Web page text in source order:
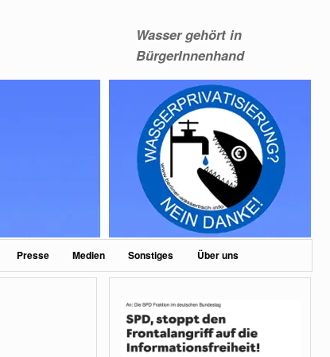
Wasser gehört in
BürgerInnenhand
Presse Medien Sonstiges Über uns